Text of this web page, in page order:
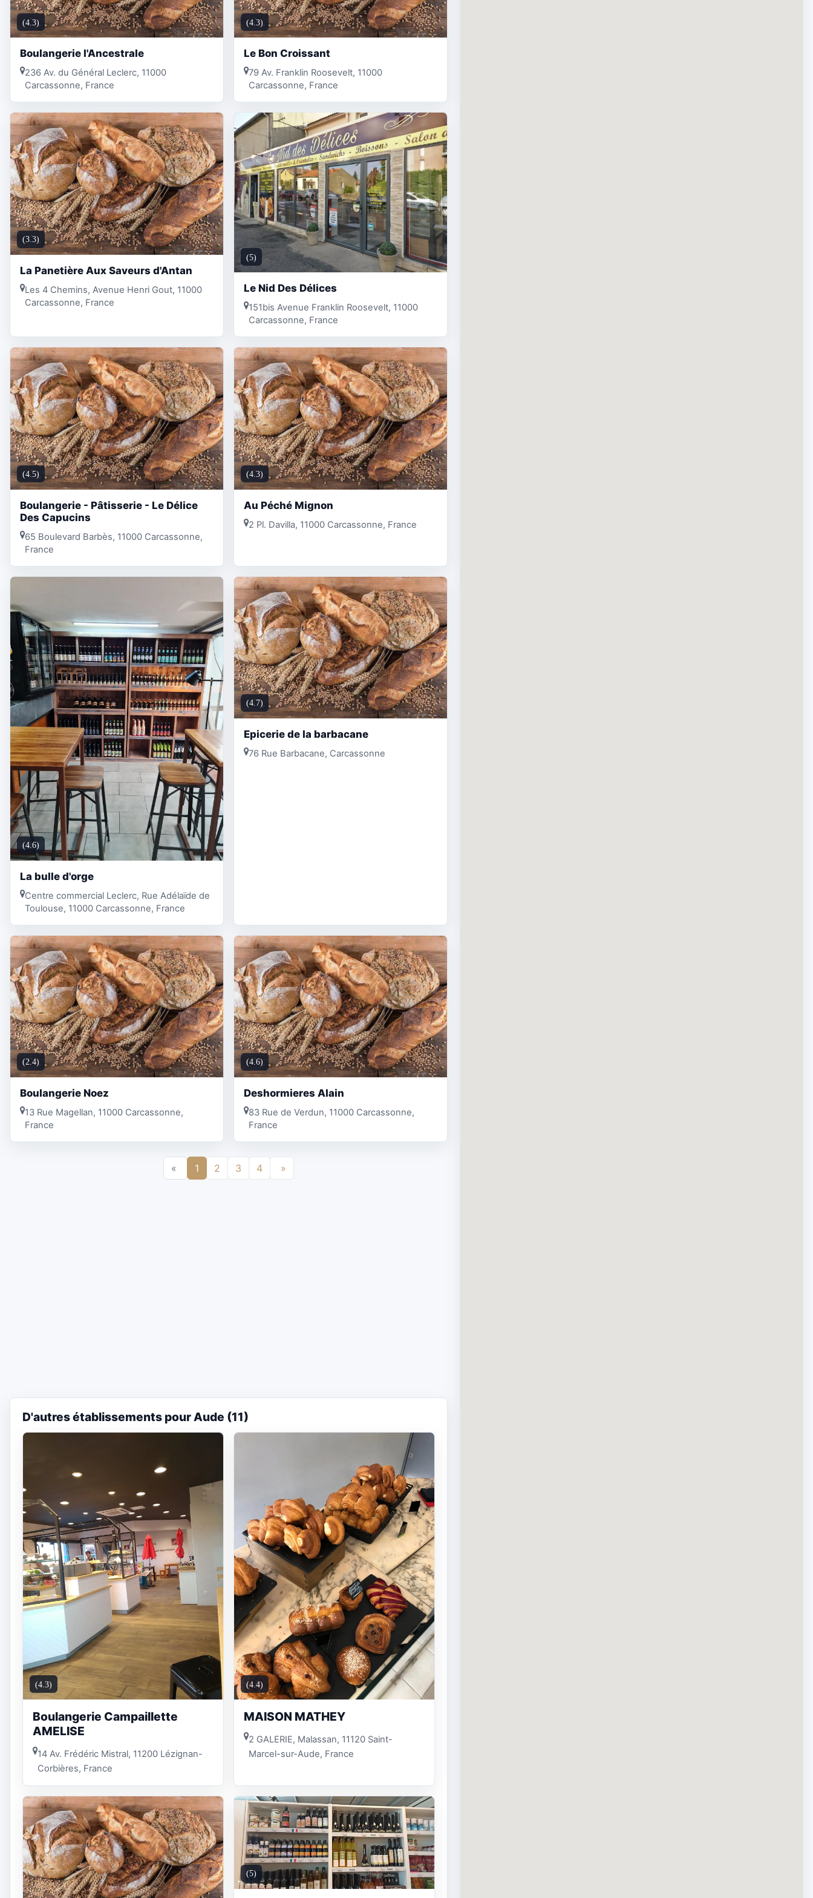
(4.3)
Boulangerie l'Ancestrale
236 Av. du Général Leclerc, 11000
Carcassonne, France
(4.3)
Le Bon Croissant
79 Av. Franklin Roosevelt, 11000
Carcassonne, France
(3.3)
La Panetière Aux Saveurs d'Antan
Les 4 Chemins, Avenue Henri Gout, 11000
Carcassonne, France
(5)
Le Nid Des Délices
151bis Avenue Franklin Roosevelt, 11000
Carcassonne, France
(4.5)
Boulangerie - Pâtisserie - Le Délice
Des Capucins
65 Boulevard Barbès, 11000 Carcassonne,
France
(4.3)
Au Péché Mignon
2 Pl. Davilla, 11000 Carcassonne, France
(4.6)
La bulle d'orge
Centre commercial Leclerc, Rue Adélaïde de
Toulouse, 11000 Carcassonne, France
(4.7)
Epicerie de la barbacane
76 Rue Barbacane, Carcassonne
(2.4)
Boulangerie Noez
13 Rue Magellan, 11000 Carcassonne,
France
(4.6)
Deshormieres Alain
83 Rue de Verdun, 11000 Carcassonne,
France
« 1 2 3 4 »
D'autres établissements pour Aude (11)
(4.3)
Boulangerie Campaillette
AMELISE
14 Av. Frédéric Mistral, 11200 Lézignan-
Corbières, France
(4.4)
MAISON MATHEY
2 GALERIE, Malassan, 11120 Saint-
Marcel-sur-Aude, France
(5)